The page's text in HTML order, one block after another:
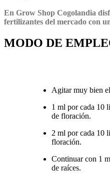
En Grow Shop Cogolandia
fertilizantes del mercado con
MODO DE
Agitar muy bien
1 ml por cada 10
de floración.
2 ml por cada 10
floración.
Continuar con 1
de raíces.